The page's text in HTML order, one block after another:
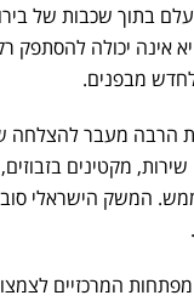
נעלם בתוך שכבות של
אינה יכולה
מבפנים.
הרבה מעבר
מקטינים בזבוזים,
המשק הישראלי
המפתחות המרכזיים